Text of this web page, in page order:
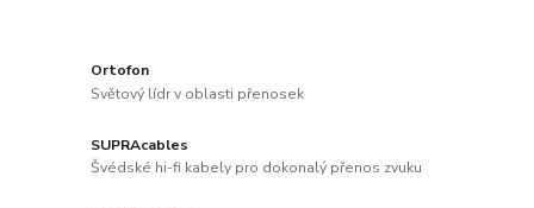
Ortofon
Světový lídr v oblasti přenosek
SUPRAcables
Švédské hi-fi kabely pro dokonalý přenos zvuku